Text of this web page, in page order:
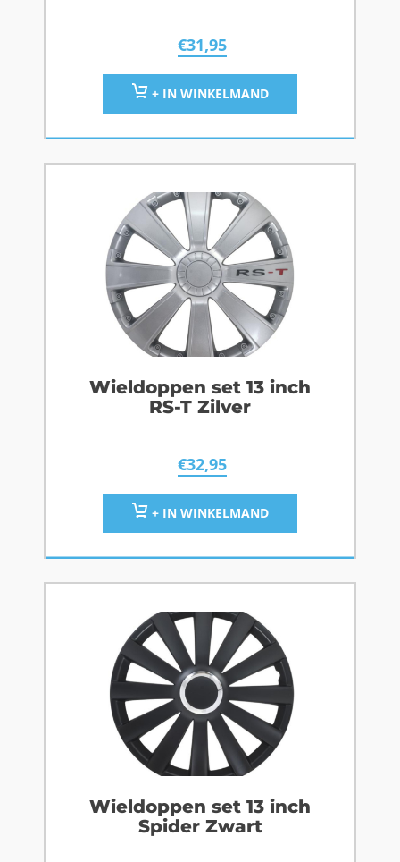
€31,95
+ IN WINKELMAND
Wieldoppen set 13 inch
RS-T Zilver
€32,95
+ IN WINKELMAND
Wieldoppen set 13 inch
Spider Zwart